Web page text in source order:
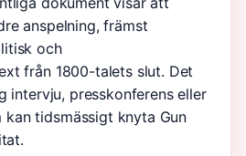
anspelning, främst
och
från 1800-talets slut. Det
intervju, presskonferens eller
tidsmässigt knyta Gun